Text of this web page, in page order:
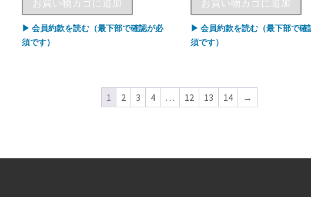
お買い物カゴに追加
▶ 会員約款を読む（最下部で確認が必
須です）
お買い物カゴに追加
▶ 会員約款を読む（最下部で確
須です）
1 2 3 4 … 12 13 14 →